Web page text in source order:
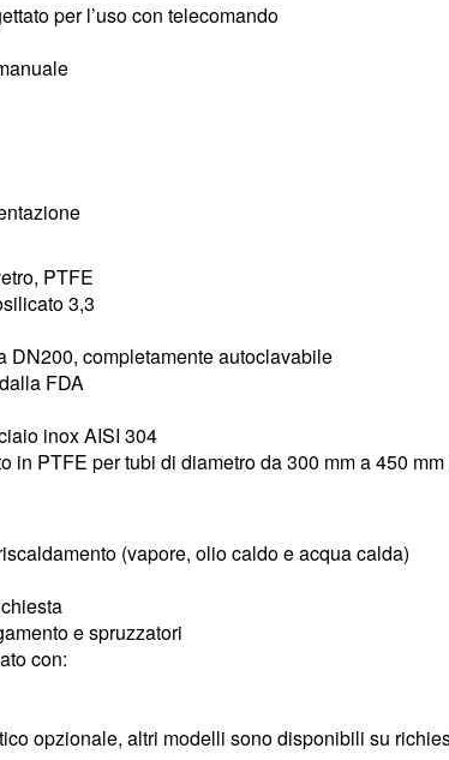
per l’uso con telecomando
PTFE
3,3
DN200, completamente autoclavabile
FDA
inox AISI 304
in PTFE per tubi di diametro da 300 mm a 450
(vapore, olio caldo e acqua calda)
e spruzzatori
con:
opzionale, altri modelli sono disponibili su